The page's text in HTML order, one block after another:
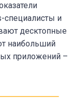
специалисты и
десктопные
наибольший
приложений –